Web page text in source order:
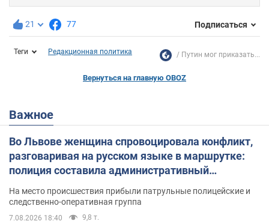
21 77 Подписаться
Теги Редакционная политика Путин мог приказать...
Вернуться на главную OBOZ
Важное
Во Львове женщина спровоцировала конфликт,
разговаривая на русском языке в маршрутке:
полиция составила административный
На место происшествия прибыли патрульные полицейские и
следственно-оперативная группа
7.08.2026 18:40 9,8 т.